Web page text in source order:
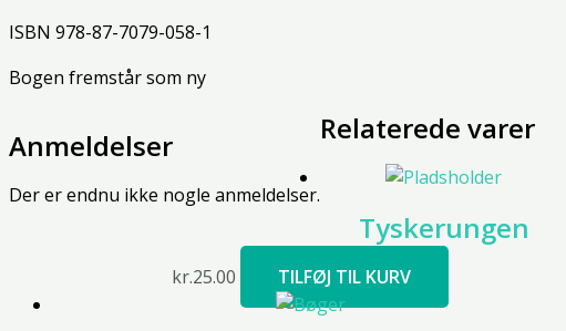
ISBN 978-87-7079-058-1
Bogen fremstår som ny
Anmeldelser
Der er endnu ikke nogle anmeldelser.
Relaterede varer
Tyskerungen
kr.25.00 TILFØJ TIL KURV